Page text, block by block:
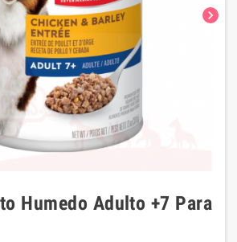
chevron_right
Humedo Adulto +7 Para